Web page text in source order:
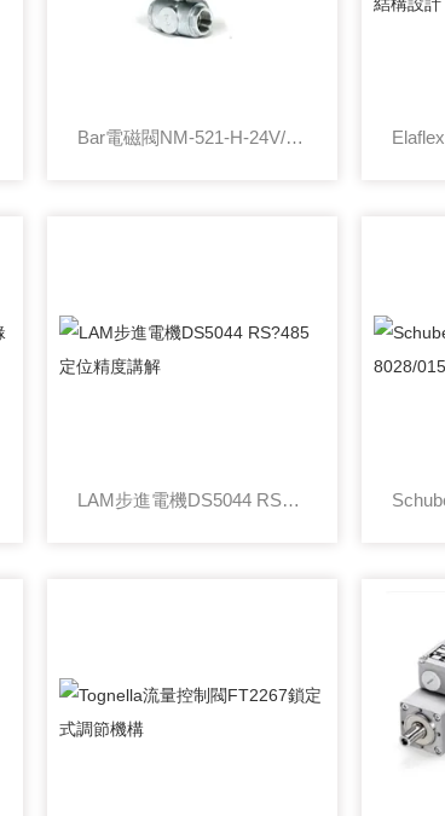
Bar電磁閥NM-521-H-24V/DC行業應用介紹
LAM步進電機DS5044 RS?485定位精度講解